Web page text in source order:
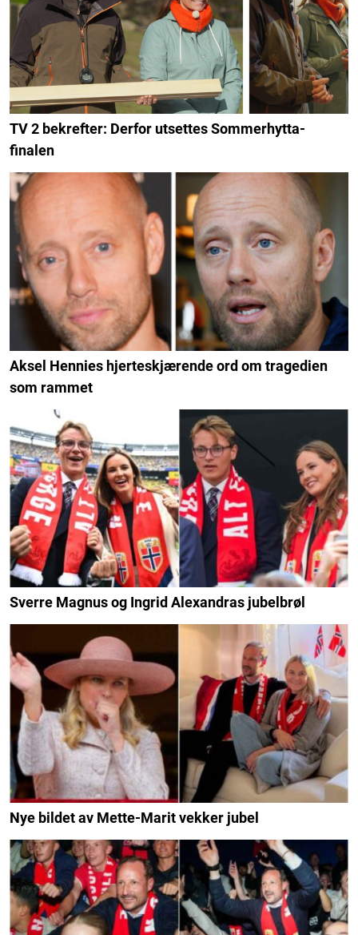
TV 2 bekrefter: Derfor utsettes Sommerhytta-
finalen
Aksel Hennies hjerteskjærende ord om tragedien
som rammet
Sverre Magnus og Ingrid Alexandras jubelbrøl
Nye bildet av Mette-Marit vekker jubel